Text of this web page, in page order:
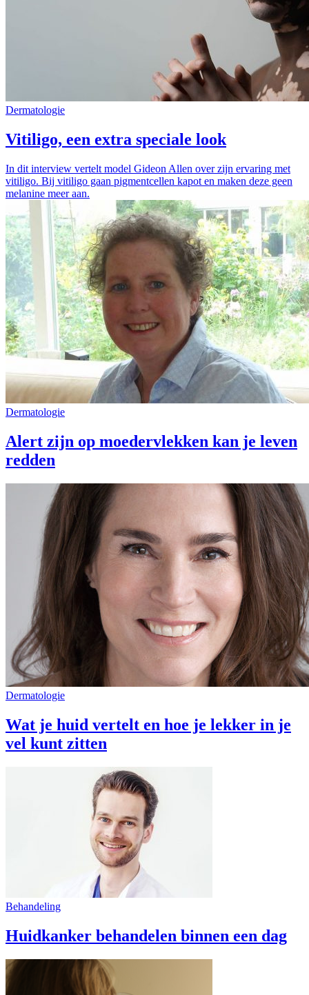
Dermatologie
Vitiligo, een extra speciale look
In dit interview vertelt model Gideon Allen over zijn ervaring met
vitiligo. Bij vitiligo gaan pigmentcellen kapot en maken deze geen
melanine meer aan.
Dermatologie
Alert zijn op moedervlekken kan je leven
redden
Dermatologie
Wat je huid vertelt en hoe je lekker in je
vel kunt zitten
Behandeling
Huidkanker behandelen binnen een dag